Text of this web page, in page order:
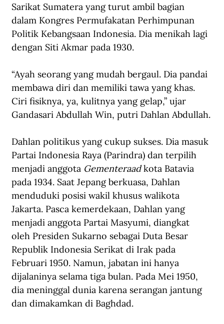
Sarikat Sumatera yang turut ambil bagian
dalam Kongres Permufakatan Perhimpunan
Politik Kebangsaan Indonesia. Dia menikah lagi
dengan Siti Akmar pada 1930.
“Ayah seorang yang mudah bergaul. Dia pandai
membawa diri dan memiliki tawa yang khas.
Ciri fisiknya, ya, kulitnya yang gelap,” ujar
Gandasari Abdullah Win, putri Dahlan Abdullah.
Dahlan politikus yang cukup sukses. Dia masuk
Partai Indonesia Raya (Parindra) dan terpilih
menjadi anggota Gementeraad kota Batavia
pada 1934. Saat Jepang berkuasa, Dahlan
menduduki posisi wakil khusus walikota
Jakarta. Pasca kemerdekaan, Dahlan yang
menjadi anggota Partai Masyumi, diangkat
oleh Presiden Sukarno sebagai Duta Besar
Republik Indonesia Serikat di Irak pada
Februari 1950. Namun, jabatan ini hanya
dijalaninya selama tiga bulan. Pada Mei 1950,
dia meninggal dunia karena serangan jantung
dan dimakamkan di Baghdad.